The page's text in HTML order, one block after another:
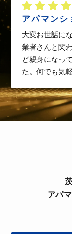
アパマンシ
大変お世話に
業者さんと関
ど親身になっ
た。何でも気
Y.S
応してくださ
適度にしても
かげさまでス
アパ